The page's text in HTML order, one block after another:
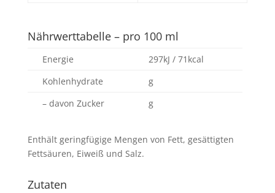
Nährwerttabelle – pro 100 ml
Energie
297kJ / 71kcal
Kohlenhydrate
g
– davon Zucker
g
Enthält geringfügige Mengen von Fett, gesättigten
Fettsäuren, Eiweiß und Salz.
Zutaten